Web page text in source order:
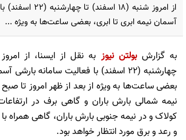
از امروز شنبه (۱۸
آسمان نیمه ابری تا ابری، بعضی ساعت‌ها به ویژه ...
به گزارشبولتن نیوز
چهارشنبه (۲۲ اسفند) با فعالیت سامانه
نیمه شمالی بارش باران و گاهی برف در
کولاک و در نیمه جنوبی بارش باران، گاهی همراه
و رعد و برق مورد انتظار خواهد بود.